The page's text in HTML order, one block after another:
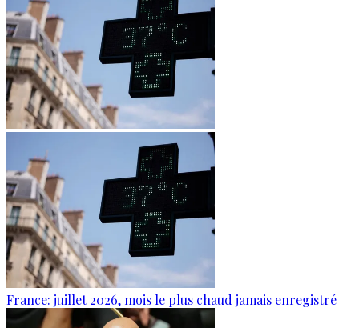
France: juillet 2026, mois le plus chaud jamais enregistré